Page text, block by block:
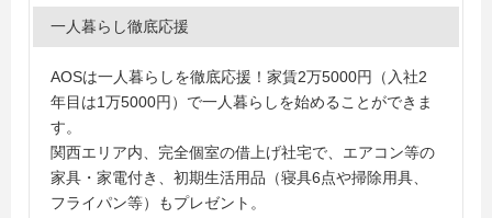
一人暮らし徹底応援
AOSは一人暮らしを徹底応援！家賃2万5000円（入社2
年目は1万5000円）で一人暮らしを始めることができま
す。
関西エリア内、完全個室の借上げ社宅で、エアコン等の
家具・家電付き、初期生活用品（寝具6点や掃除用具、
フライパン等）もプレゼント。